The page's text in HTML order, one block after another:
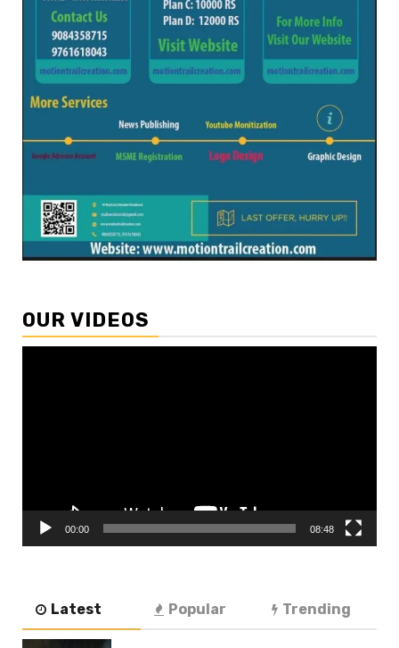
OUR VIDEOS
00:00 08:48
Latest Popular Trending